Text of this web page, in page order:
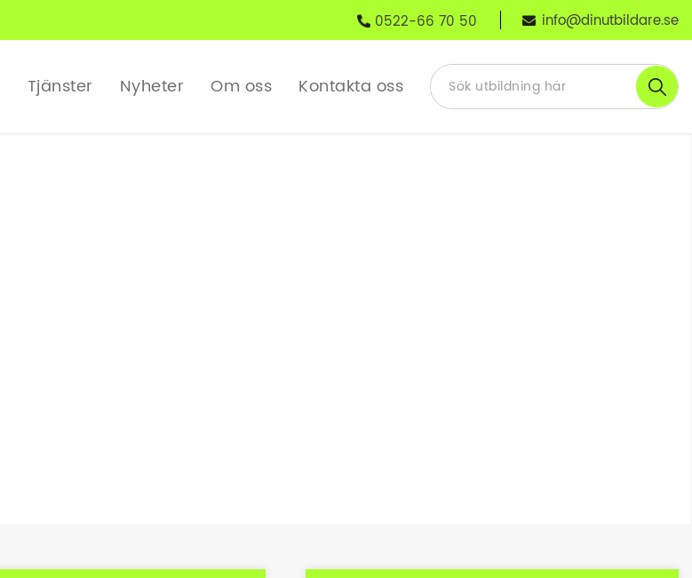
0522-66 70 50 info@dinutbildare.se
Tjänster Nyheter Om oss Kontakta oss